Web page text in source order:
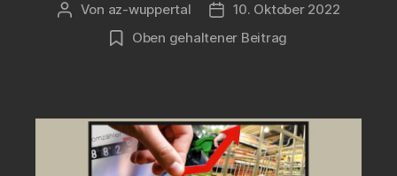
Beitragsautor
Von az-wuppertal Veröffentlichungsdatum
10. Oktober 2022
Oben gehaltener Beitrag